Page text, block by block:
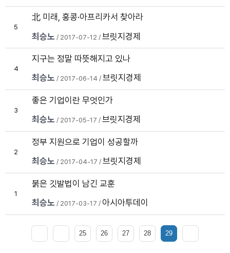
5
北 미래, 홍콩·아프리카서 찾아라
최승노 / 2017-07-12 / 브릿지경제
4
지구는 정말 따뜻해지고 있나
최승노 / 2017-06-14 / 브릿지경제
3
좋은 기업이란 무엇인가
최승노 / 2017-05-17 / 브릿지경제
2
정부 지원으로 기업이 성공할까
최승노 / 2017-04-17 / 브릿지경제
1
붉은 깃발법이 남긴 교훈
최승노 / 2017-03-17 / 아시아투데이
25 26 27 28 29